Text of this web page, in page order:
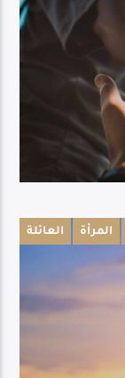
العائلة المرأة